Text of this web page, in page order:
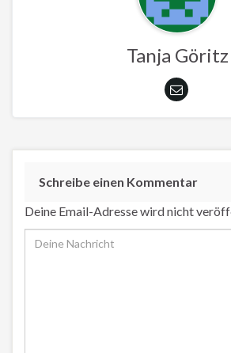
Tanja Göritz
Schreibe einen Kommentar
Deine Email-Adresse wird nicht